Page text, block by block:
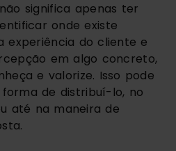
significa apenas ter
onde existe
experiência do cliente e
em algo concreto,
e valorize. Isso pode
de distribuí-lo, no
até na maneira de